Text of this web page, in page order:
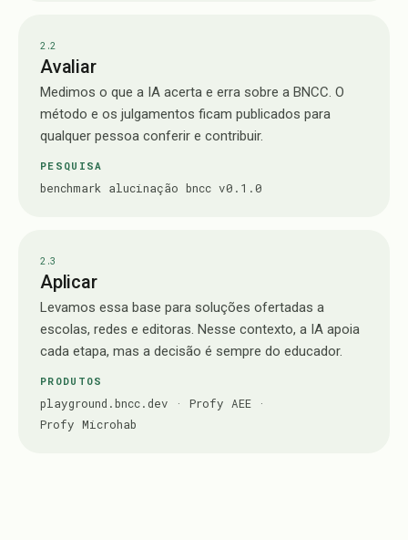
2.2
Avaliar
Medimos o que a IA acerta e erra sobre a BNCC. O
método e os julgamentos ficam publicados para
qualquer pessoa conferir e contribuir.
PESQUISA
benchmark alucinação bncc v0.1.0
2.3
Aplicar
Levamos essa base para soluções ofertadas a
escolas, redes e editoras. Nesse contexto, a IA apoia
cada etapa, mas a decisão é sempre do educador.
PRODUTOS
playground.bncc.dev · Profy AEE ·
Profy Microhab